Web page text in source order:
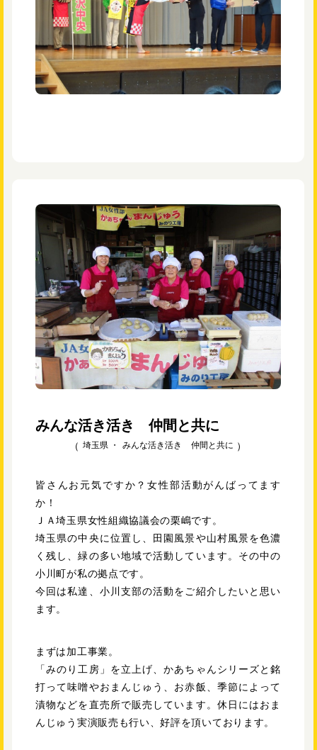
みんな活き活き 仲間と共に
埼玉県 ・ みんな活き活き 仲間と共に
皆さんお元気ですか？女性部活動がんばってます
か！
ＪＡ埼玉県女性組織協議会の栗嶋です。
埼玉県の中央に位置し、田園風景や山村風景を色濃
く残し、緑の多い地域で活動しています。その中の
小川町が私の拠点です。
今回は私達、小川支部の活動をご紹介したいと思い
ます。
まずは加工事業。
「みのり工房」を立上げ、かあちゃんシリーズと銘
打って味噌やおまんじゅう、お赤飯、季節によって
漬物などを直売所で販売しています。休日にはおま
んじゅう実演販売も行い、好評を頂いております。